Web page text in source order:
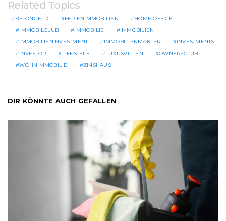
Related Topics
BETONGELD FERIENIMMOBILIEN
HOME OFFICE
IMMOBILCLUB
IMMOBILIE
IMMOBILIEN
IMMOBILIENINVESTMENT
IMMOBILIENMAKLER
INVESTMENTS
INVESTOR
LIFESTYLE LUXUSVILLEN
OWNERSCLUB
WOHNIMMOBILIE
ZINSHAUS
DIR KÖNNTE AUCH GEFALLEN